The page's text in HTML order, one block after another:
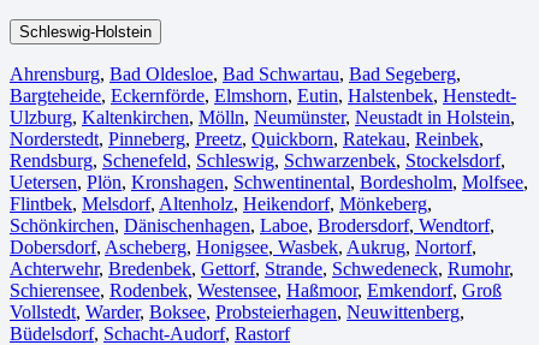
Schleswig-Holstein
Ahrensburg, Bad Oldesloe, Bad Schwartau, Bad Segeberg,
Bargteheide, Eckernförde, Elmshorn, Eutin, Halstenbek, Henstedt-
Ulzburg, Kaltenkirchen, Mölln, Neumünster, Neustadt in Holstein,
Norderstedt, Pinneberg, Preetz, Quickborn, Ratekau, Reinbek,
Rendsburg, Schenefeld, Schleswig, Schwarzenbek, Stockelsdorf,
Uetersen, Plön, Kronshagen, Schwentinental, Bordesholm, Molfsee,
Flintbek, Melsdorf, Altenholz, Heikendorf, Mönkeberg,
Schönkirchen, Dänischenhagen, Laboe, Brodersdorf, Wendtorf,
Dobersdorf, Ascheberg, Honigsee, Wasbek, Aukrug, Nortorf,
Achterwehr, Bredenbek, Gettorf, Strande, Schwedeneck, Rumohr,
Schierensee, Rodenbek, Westensee, Haßmoor, Emkendorf, Groß
Vollstedt, Warder, Boksee, Probsteierhagen, Neuwittenberg,
Büdelsdorf, Schacht-Audorf, Rastorf